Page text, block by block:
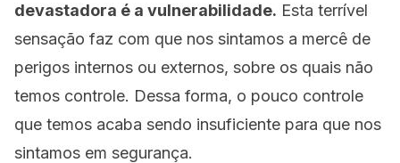
devastadora é a vulnerabilidade. Esta terrível
sensação faz com que nos sintamos a mercê de
perigos internos ou externos, sobre os quais não
temos controle. Dessa forma, o pouco controle
que temos acaba sendo insuficiente para que nos
sintamos em segurança.